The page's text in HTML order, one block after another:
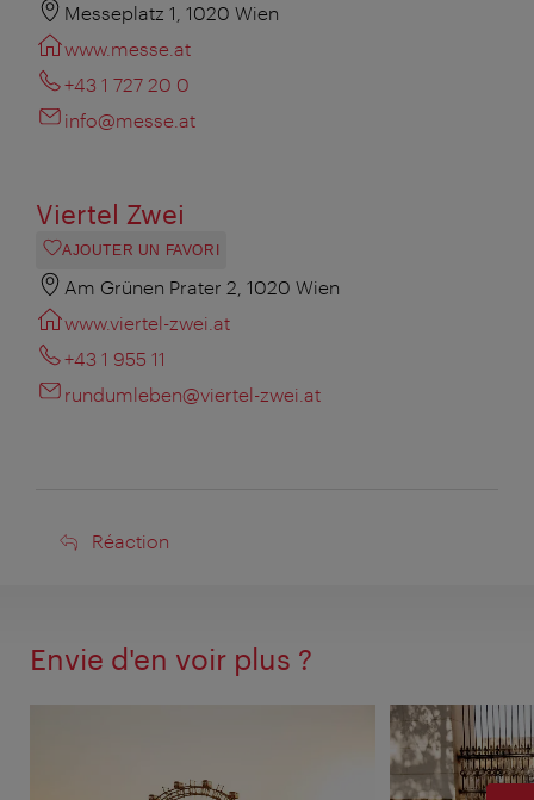
Messeplatz 1, 1020 Wien
www.messe.at
+43 1 727 20 0
info@messe.at
Viertel Zwei
AJOUTER UN FAVORI
Am Grünen Prater 2, 1020 Wien
www.viertel-zwei.at
+43 1 955 11
rundumleben@viertel-zwei.at
Réaction
Réaction
Envie d'en voir plus ?